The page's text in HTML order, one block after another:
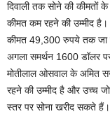
दिवाली तक सोने की कीमतों
कीमत कम रहने की उम्मीद
कीमत 49,300 रुपये तक जा
अगला समर्थन 1600 डॉलर
मोतीलाल ओसवाल के अमित
रहने की उम्मीद है और उच्च
स्तर पर सोना खरीद सकते